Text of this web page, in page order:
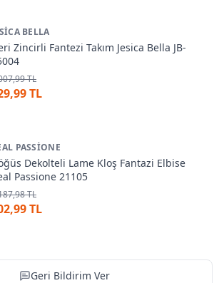
BELLA
Zincirli Fantezi Takım Jesica Bella JB-
TL
TL
PASSIONE
Dekolteli Lame Kloş Fantazi Elbise
Passione 21105
TL
TL
Geri Bildirim Ver